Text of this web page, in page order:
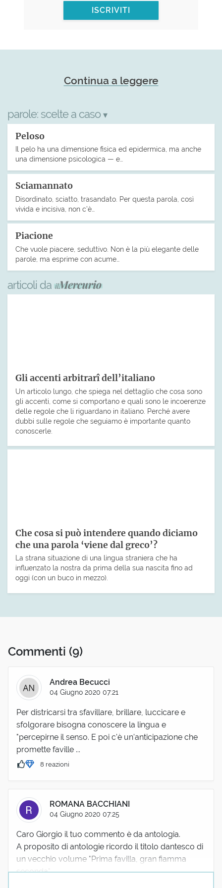
ISCRIVITI
Continua a leggere
parole: scelte a caso ▾
Peloso
Il pelo ha una dimensione fisica ed epidermica, ma anche
una dimensione psicologica — e…
Sciamannato
Disordinato, sciatto, trasandato. Per questa parola, così
vivida e incisiva, non c’è…
Piacione
Che vuole piacere, seduttivo. Non è la più elegante delle
parole, ma esprime con acume…
articoli da
Gli accenti arbitrarî dell’italiano
Un articolo lungo, che spiega nel dettaglio che cosa sono
gli accenti, come si comportano e quali sono le incoerenze
delle regole che li riguardano in italiano. Perché avere
dubbi sulle regole che seguiamo è importante quanto
conoscerle.
Che cosa si può intendere quando diciamo
che una parola ‘viene dal greco’?
La strana situazione di una lingua straniera che ha
influenzato la nostra da prima della sua nascita fino ad
oggi (con un buco in mezzo).
Commenti (9)
Andrea Becucci
04 Giugno 2020 07:21
Per districarsi tra sfavillare, brillare, luccicare e
sfolgorare bisogna conoscere la lingua e
"percepirne il senso. E poi c'è un'anticipazione che
promette faville ...
8 reazioni
ROMANA BACCHIANI
04 Giugno 2020 07:25
Caro Giorgio il tuo commento è da antologia.
A proposito di antologie ricordo il titolo dantesco di
un vecchio volume "Prima favilla, gran fiamma
seconda"